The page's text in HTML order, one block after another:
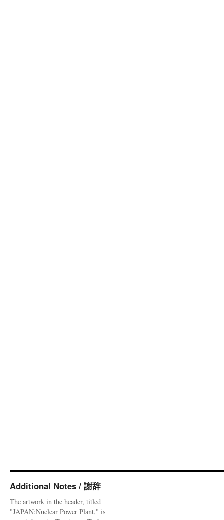
Additional Notes / 謝辞
The artwork in the header, titled
"JAPAN:Nuclear Power Plant," is